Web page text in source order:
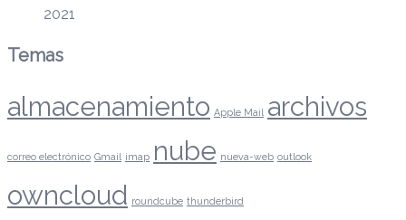
2021
Temas
almacenamiento Apple Mail archivos
correo electrónico Gmail imap nube nueva-web outlook
owncloud roundcube thunderbird